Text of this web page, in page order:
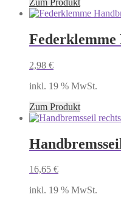
Federklemme
2,98 €
inkl. 19 % MwSt.
Zum Produkt
16,65 €
inkl. 19 % MwSt.